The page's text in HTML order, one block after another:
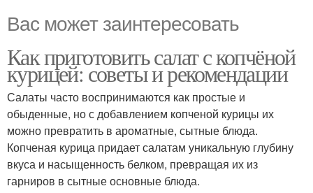
Вас может заинтересовать
Как приготовить салат с копчёной
курицей: советы и рекомендации
Салаты часто воспринимаются как простые и
обыденные, но с добавлением копченой курицы их
можно превратить в ароматные, сытные блюда.
Копченая курица придает салатам уникальную глубину
вкуса и насыщенность белком, превращая их из
гарниров в сытные основные блюда.